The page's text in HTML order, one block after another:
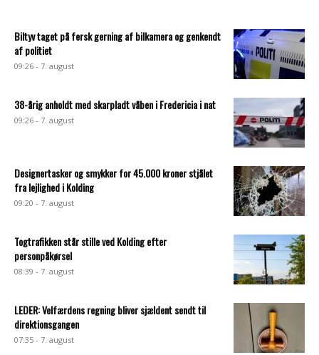
Biltyv taget på fersk gerning af bilkamera og genkendt
af politiet
09:26 - 7. august
38-årig anholdt med skarpladt våben i Fredericia i nat
09:26 - 7. august
Designertasker og smykker for 45.000 kroner stjålet
fra lejlighed i Kolding
09:20 - 7. august
Togtrafikken står stille ved Kolding efter
personpåkørsel
08:39 - 7. august
LEDER: Velfærdens regning bliver sjældent sendt til
direktionsgangen
07:35 - 7. august